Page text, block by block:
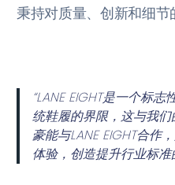
秉持对质量、创新和细节
“LANE EIGHT是一个标
统鞋履的界限，这与我
豪能与LANE EIGHT合作
体验，创造提升行业标准